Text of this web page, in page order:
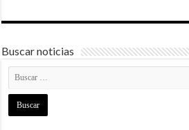
Buscar noticias